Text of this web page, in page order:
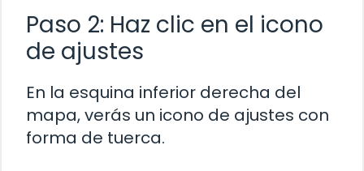
Paso 2: Haz clic en el icono
de ajustes
En la esquina inferior derecha del
mapa, verás un icono de ajustes con
forma de tuerca.